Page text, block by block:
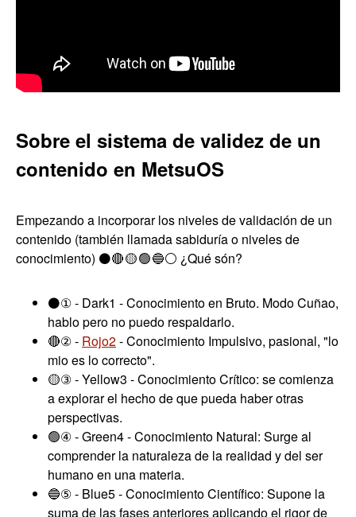
Sobre el sistema de validez de un
contenido en MetsuOS
Empezando a incorporar los niveles de validación de un
contenido (también llamada sabiduría o niveles de
conocimiento) ⚫🔴 🟡 🟢 🔵⚪ ¿Qué són?
⚫① - Dark1 - Conocimiento en Bruto. Modo Cuñao,
hablo pero no puedo respaldarlo.
🔴② - Rojo2- Conocimiento Impulsivo, pasional, "lo
mio es lo correcto".
🟡③ - Yellow3 - Conocimiento Crítico: se comienza
a explorar el hecho de que pueda haber otras
perspectivas.
🟢④ - Green4 - Conocimiento Natural: Surge al
comprender la naturaleza de la realidad y del ser
humano en una materia.
🔵⑤ - Blue5 - Conocimiento Científico: Supone la
suma de las fases anteriores aplicando el rigor de